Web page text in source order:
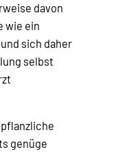
davon
wie ein
sich daher
selbst
genüge